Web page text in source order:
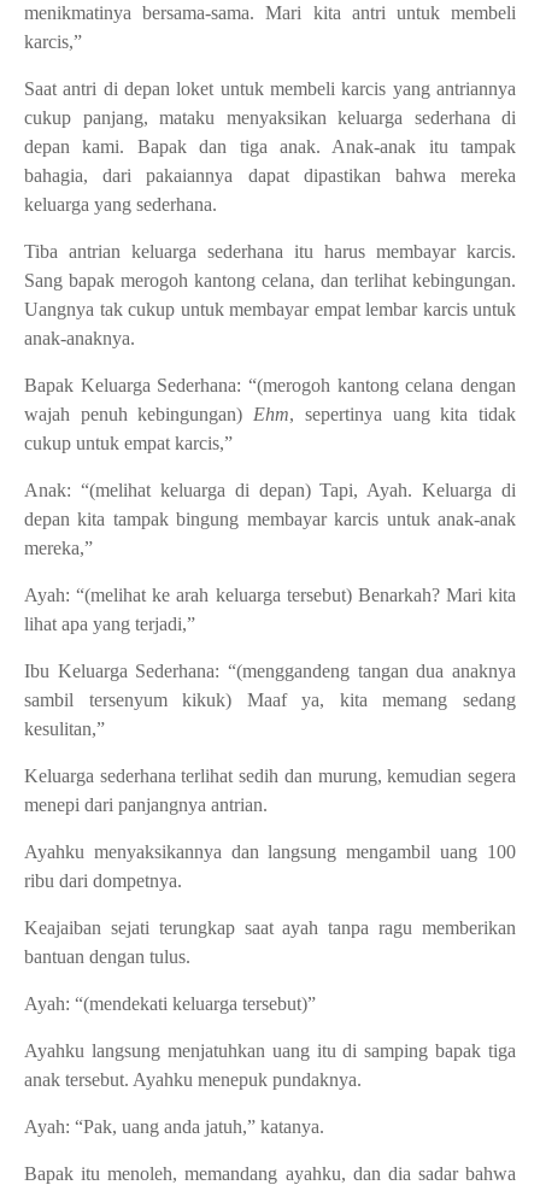
menikmatinya bersama-sama. Mari kita antri untuk membeli
karcis,”
Saat antri di depan loket untuk membeli karcis yang antriannya
cukup panjang, mataku menyaksikan keluarga sederhana di
depan kami. Bapak dan tiga anak. Anak-anak itu tampak
bahagia, dari pakaiannya dapat dipastikan bahwa mereka
keluarga yang sederhana.
Tiba antrian keluarga sederhana itu harus membayar karcis.
Sang bapak merogoh kantong celana, dan terlihat kebingungan.
Uangnya tak cukup untuk membayar empat lembar karcis untuk
anak-anaknya.
Bapak Keluarga Sederhana: “(merogoh kantong celana dengan
wajah penuh kebingungan) Ehm, sepertinya uang kita tidak
cukup untuk empat karcis,”
Anak: “(melihat keluarga di depan) Tapi, Ayah. Keluarga di
depan kita tampak bingung membayar karcis untuk anak-anak
mereka,”
Ayah: “(melihat ke arah keluarga tersebut) Benarkah? Mari kita
lihat apa yang terjadi,”
Ibu Keluarga Sederhana: “(menggandeng tangan dua anaknya
sambil tersenyum kikuk) Maaf ya, kita memang sedang
kesulitan,”
Keluarga sederhana terlihat sedih dan murung, kemudian segera
menepi dari panjangnya antrian.
Ayahku menyaksikannya dan langsung mengambil uang 100
ribu dari dompetnya.
Keajaiban sejati terungkap saat ayah tanpa ragu memberikan
bantuan dengan tulus.
Ayah: “(mendekati keluarga tersebut)”
Ayahku langsung menjatuhkan uang itu di samping bapak tiga
anak tersebut. Ayahku menepuk pundaknya.
Ayah: “Pak, uang anda jatuh,” katanya.
Bapak itu menoleh, memandang ayahku, dan dia sadar bahwa